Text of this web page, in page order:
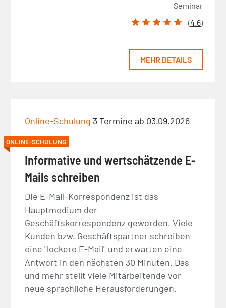
Seminar
(4.6)
MEHR DETAILS
Online-Schulung 3 Termine ab 03.09.2026
ONLINE-SCHULUNG
Informative und wertschätzende E-
Mails schreiben
Die E-Mail-Korrespondenz ist das
Hauptmedium der
Geschäftskorrespondenz geworden. Viele
Kunden bzw. Geschäftspartner schreiben
eine "lockere E-Mail" und erwarten eine
Antwort in den nächsten 30 Minuten. Das
und mehr stellt viele Mitarbeitende vor
neue sprachliche Herausforderungen.